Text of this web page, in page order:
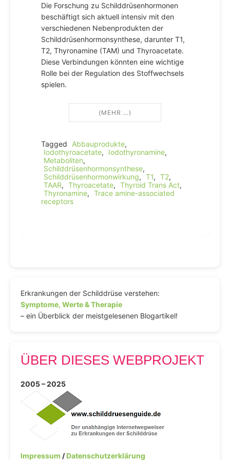
Die Forschung zu Schilddrüsenhormonen
beschäftigt sich aktuell intensiv mit den
verschiedenen Nebenprodukten der
Schilddrüsenhormonsynthese, darunter T1,
T2, Thyronamine (TAM) und Thyroacetate.
Diese Verbindungen könnten eine wichtige
Rolle bei der Regulation des Stoffwechsels
spielen.
(MEHR …)
Tagged Abbauprodukte,
Iodothyroacetate, Iodothyronamine,
Metaboliten,
Schilddrüsenhormonsynthese,
Schilddrüsenhormonwirkung, T1, T2,
TAAR, Thyroacetate, Thyroid Trans Act,
Thyronamine, Trace amine-associated
receptors
Erkrankungen der Schilddrüse verstehen:
Symptome, Werte & Therapie
– ein Überblick der meistgelesenen Blogartikel!
ÜBER DIESES WEBPROJEKT
2005 – 2025
Impressum /Datenschutzerklärung